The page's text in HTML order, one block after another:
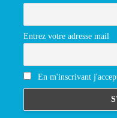
Entrez votre adresse mail
En m'inscrivant